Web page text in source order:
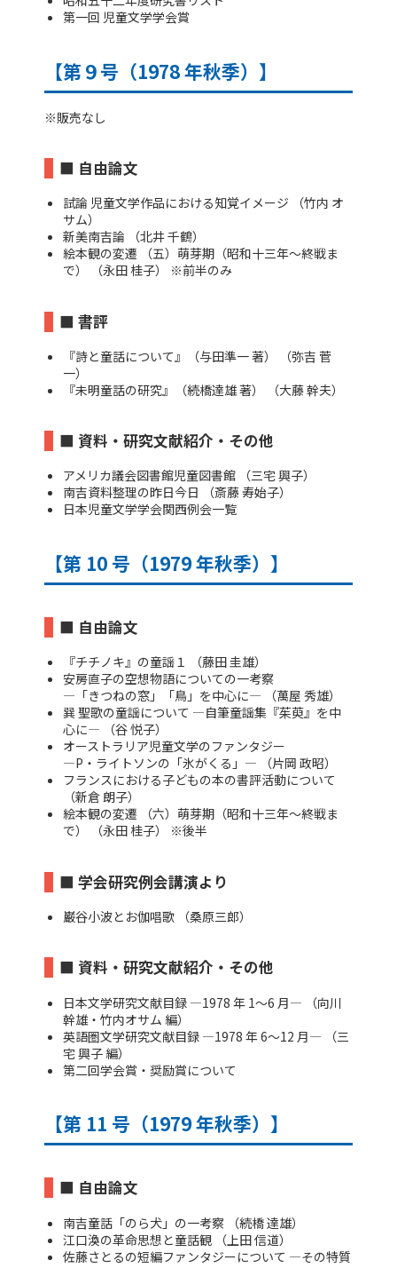
第一回 児童文学学会賞
【第９号（1978 年秋季）】
※販売なし
■ 自由論文
試論 児童文学作品における知覚イメージ （竹内 オ
サム）
新美南吉論 （北井 千鶴）
絵本観の変遷 （五）萌芽期（昭和十三年～終戦ま
で） （永田 桂子） ※前半のみ
■ 書評
『詩と童話について』（与田準一 著） （弥吉 菅
一）
『未明童話の研究』（続橋達雄 著） （大藤 幹夫）
■ 資料・研究文献紹介・その他
アメリカ議会図書館児童図書館 （三宅 興子）
南吉資料整理の昨日今日 （斎藤 寿始子）
日本児童文学学会関西例会一覧
【第 10 号（1979 年秋季）】
■ 自由論文
『チチノキ』の童謡１ （藤田 圭雄）
安房直子の空想物語についての一考察
―「きつねの窓」「鳥」を中心に― （萬屋 秀雄）
巽 聖歌の童謡について ―自筆童謡集『茱萸』を中
心に― （谷 悦子）
オーストラリア児童文学のファンタジー
―P・ライトソンの「氷がくる」― （片岡 政昭）
フランスにおける子どもの本の書評活動について
（新倉 朗子）
絵本観の変遷 （六）萌芽期（昭和十三年～終戦ま
で） （永田 桂子） ※後半
■ 学会研究例会講演より
巌谷小波とお伽唱歌 （桑原三郎）
■ 資料・研究文献紹介・その他
日本文学研究文献目録 ―1978 年 1～6 月― （向川
幹雄・竹内オサム 編）
英語圏文学研究文献目録 ―1978 年 6～12 月― （三
宅 興子 編）
第二回学会賞・奨励賞について
【第 11 号（1979 年秋季）】
■ 自由論文
南吉童話「のら犬」の一考察 （続橋 達雄）
江口渙の革命思想と童話観 （上田 信道）
佐藤さとるの短編ファンタジーについて ―その特質